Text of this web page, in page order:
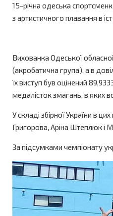
15-річна одеська
з артистичного плавання в
Вихованка Одеської
(акробатична група), а в
їх виступ був оцінений
медалісток змагань, в яких
У складі збірної України в
Григорова, Аріна Штеплюк і
За підсумками чемпіонату